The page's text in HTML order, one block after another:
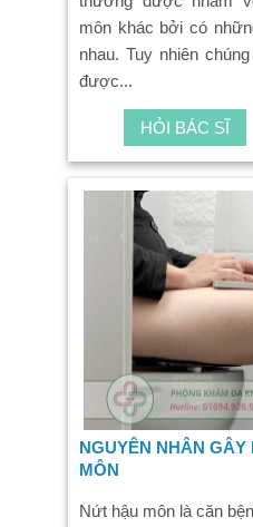
môn khác bởi có
nhau. Tuy nhiên
được...
HỎI BÁC SĨ
NGUYÊN NHÂN GÂY
MÔN
Nứt hậu môn là căn